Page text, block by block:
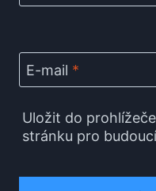
E-mail *
Uložit do
stránku pro